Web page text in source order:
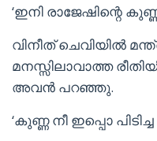
‘ഇനി രാജേഷിന്റെ കുണ്ണ
വിനീത് ചെവിയിൽ
മനസ്സിലാവാത്ത
അവൻ പറഞ്ഞു.
‘കുണ്ണ നീ ഇപ്പൊ